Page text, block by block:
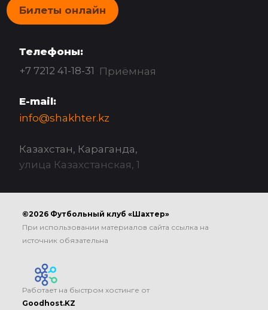
Билеты онлайн
Телефоны:
+7 7212 41-18-31 Приёмная
E-mail:
info@shakhter.kz
Казахстан, Караганда,
улица Казахстанская, 1
©2026 Футбольный клуб «Шахтер»
При использовании материалов сайта ссылка на
источник обязательна
Работает на быстром хостинге от
Goodhost.KZ